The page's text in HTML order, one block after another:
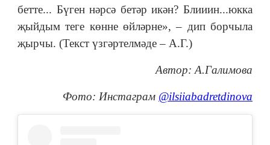
бетте... Бүген нәрсә бетәр икән? Блииин...юкка
җыйдым теге көнне өйләрне», – дип борчыла
җырчы. (Текст үзгәртелмәде – А.Г.)
Автор: А.Галимова
Фото: Инстаграм @ilsiiabadretdinova